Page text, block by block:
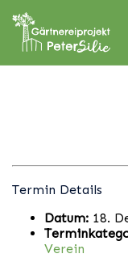
to
content
Termin Details
Datum: 18.
Verein